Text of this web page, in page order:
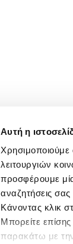
Αυτή η
Χρησιμοποιούμε
λειτουργιών
προσφέρουμε μία
αναζητήσεις
Κάνοντας κλικ
Μπορείτε
παρακάτω με την